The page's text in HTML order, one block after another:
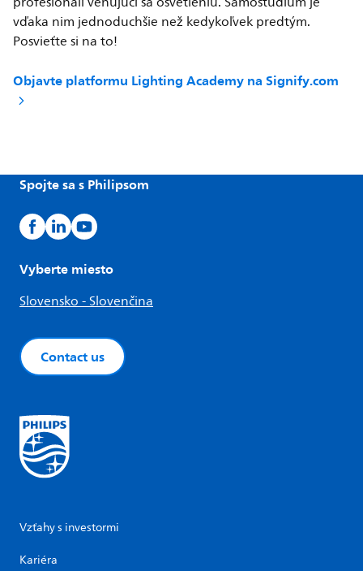
vďaka nim jednoduchšie než kedykoľvek predtým.
Posvieťte si na to!
Objavte platformu Lighting Academy na Signify.com
Spojte sa s Philipsom
Vyberte miesto
Slovensko - Slovenčina
Contact us
Vzťahy s investormi
Kariéra